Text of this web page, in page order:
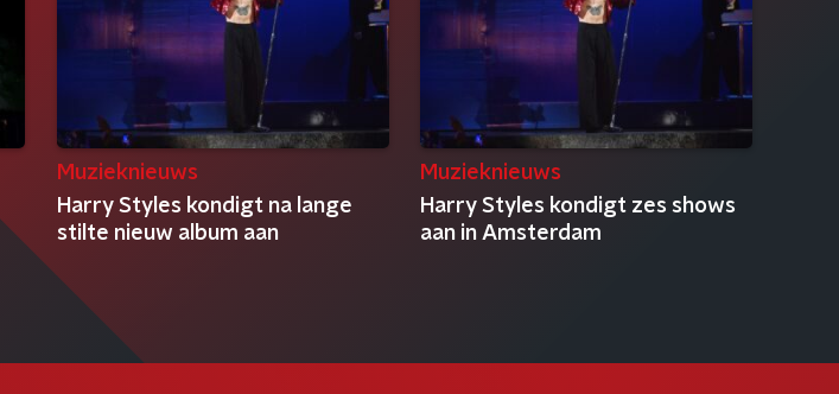
Muzieknieuws
Harry Styles kondigt na lange
stilte nieuw album aan
Muzieknieuws
Harry Styles kondigt zes shows
aan in Amsterdam